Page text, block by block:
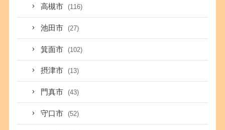
高槻市 (116)
池田市 (27)
箕面市 (102)
摂津市 (13)
門真市 (43)
守口市 (52)